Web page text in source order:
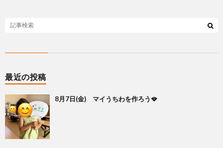
最近の投稿
8月7日(金) マイうちわを作ろう🪭